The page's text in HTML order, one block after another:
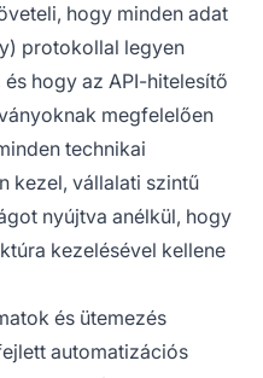
hogy minden adat
protokollal legyen
hogy az API-hitelesítő
megfelelően
technikai
kezel, vállalati szintű
nyújtva anélkül, hogy
kezelésével kellene
és ütemezés
automatizációs